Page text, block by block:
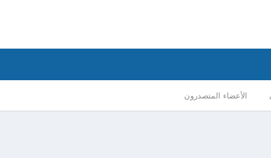
الأعضاء المتصدرون